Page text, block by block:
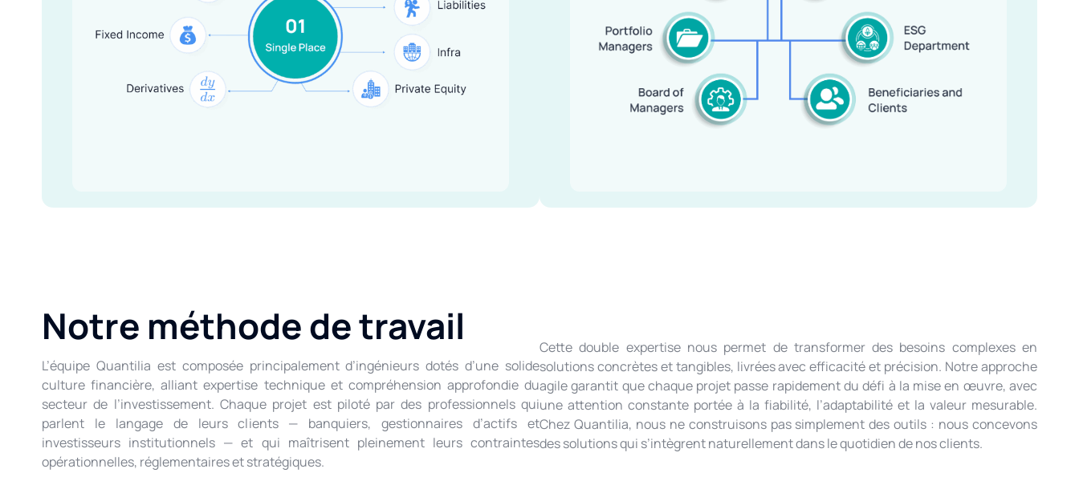
Notre méthode de travail
L’équipe Quantilia est composée principalement d’ingénieurs dotés d’une solide
culture financière, alliant expertise technique et compréhension approfondie du
secteur de l’investissement. Chaque projet est piloté par des professionnels qui
parlent le langage de leurs clients — banquiers, gestionnaires d’actifs et
investisseurs institutionnels — et qui maîtrisent pleinement leurs contraintes
opérationnelles, réglementaires et stratégiques.
Cette double expertise nous permet de transformer des besoins complexes en
solutions concrètes et tangibles, livrées avec efficacité et précision. Notre approche
agile garantit que chaque projet passe rapidement du défi à la mise en œuvre, avec
une attention constante portée à la fiabilité, l’adaptabilité et la valeur mesurable.
Chez Quantilia, nous ne construisons pas simplement des outils : nous concevons
des solutions qui s’intègrent naturellement dans le quotidien de nos clients.